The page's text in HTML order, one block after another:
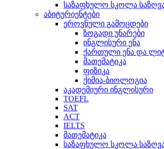
საზაფხულო სკოლა
აბიტურიენტები
ეროვნული გამოცდები
ზოგადი უნარები
ინგლისური ენა
ქართული ენა და
მათემატიკა
ფიზიკა
ქიმია-ბიოლოგია
აკადემიური ინგლისური
TOEFL
SAT
ACT
IELTS
მათემატიკა
საზაფხულო სკოლა